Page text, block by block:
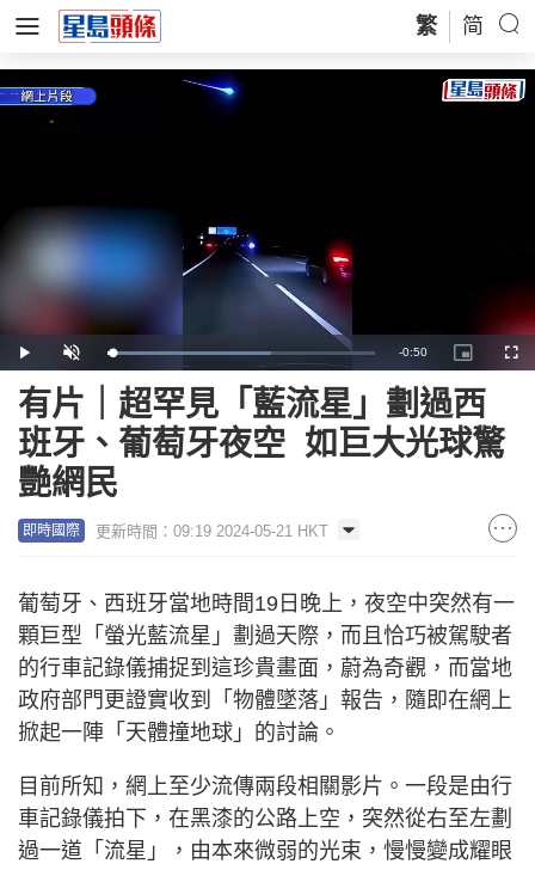
繁 简
Play Unmute Loaded:
61.10%
Remaining
Time
-0:50
Picture-
in-
有片｜超罕見「藍流星」劃過西
班牙、葡萄牙夜空 如巨大光球驚
艷網民
即時國際 更新時間：09:19 2024-05-21 HKT
葡萄牙、西班牙當地時間19日晚上，夜空中突然有一
顆巨型「螢光藍流星」劃過天際，而且恰巧被駕駛者
的行車記錄儀捕捉到這珍貴畫面，蔚為奇觀，而當地
政府部門更證實收到「物體墜落」報告，隨即在網上
掀起一陣「天體撞地球」的討論。
目前所知，網上至少流傳兩段相關影片。一段是由行
車記錄儀拍下，在黑漆的公路上空，突然從右至左劃
過一道「流星」，由本來微弱的光束，慢慢變成耀眼